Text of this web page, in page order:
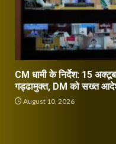
CM धामी के निर्देश: 15
गड्ढामुक्त, DM को सख्त
August 10, 2026